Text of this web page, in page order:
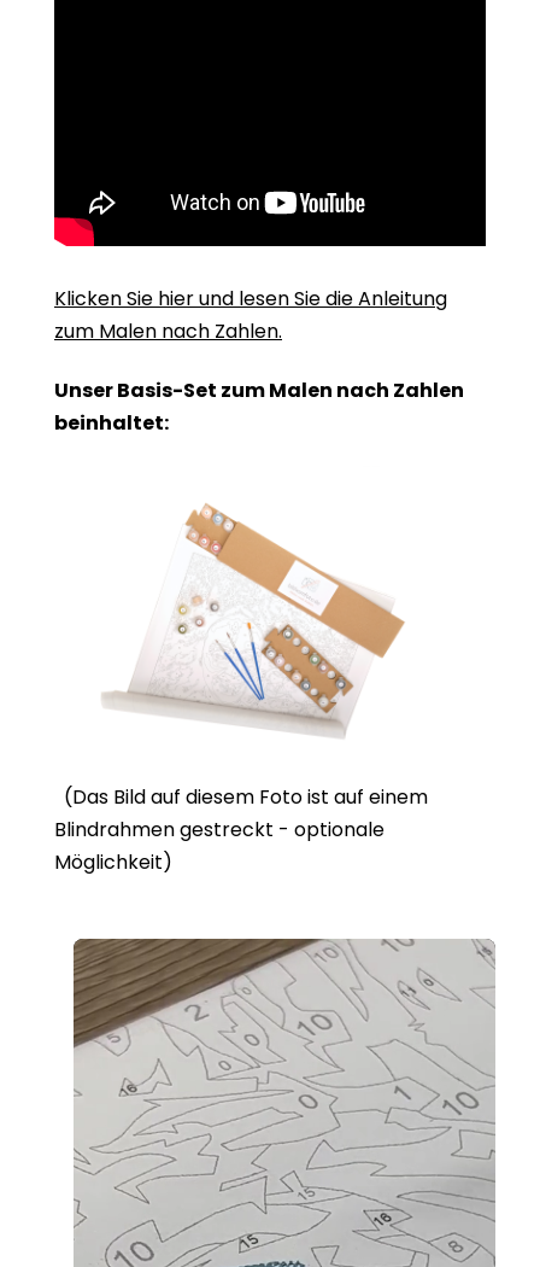
Klicken Sie hier und lesen Sie die Anleitung
zum Malen nach Zahlen.
Unser Basis-Set zum Malen nach Zahlen
beinhaltet:
(Das Bild auf diesem Foto ist auf einem
Blindrahmen gestreckt - optionale
Möglichkeit)